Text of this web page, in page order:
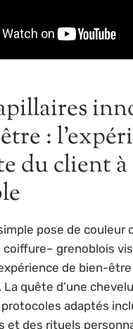
:
du client à
pose de couleur
coiffure~ grenoblois
de bien-être
quête d’une
adaptés
et des rituels